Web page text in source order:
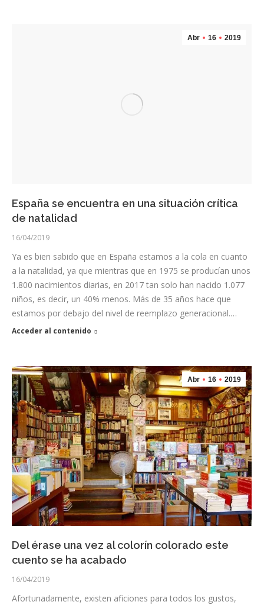
Abr 16 2019
España se encuentra en una situación crítica
de natalidad
16/04/2019
Ya es bien sabido que en España estamos a la cola en cuanto
a la natalidad, ya que mientras que en 1975 se producían unos
1.800 nacimientos diarias, en 2017 tan solo han nacido 1.077
niños, es decir, un 40% menos. Más de 35 años hace que
estamos por debajo del nivel de reemplazo generacional.…
Acceder al contenido
Abr 16 2019
Del érase una vez al colorín colorado este
cuento se ha acabado
16/04/2019
Afortunadamente, existen aficiones para todos los gustos,